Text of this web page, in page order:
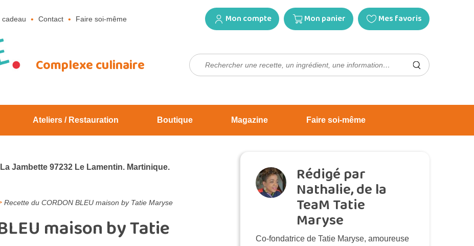
cadeau Contact Faire soi-même Mon compte Mon panier Mes favoris
Complexe culinaire Rechercher :
Ateliers / Restauration Boutique Magazine Faire soi-même
Jambette 97232 Le Lamentin. Martinique.
Recette du CORDON BLEU maison by Tatie Maryse
maison by Tatie
Rédigé par
Nathalie, de la
TeaM Tatie
Maryse
Co-fondatrice de Tatie Maryse, amoureuse